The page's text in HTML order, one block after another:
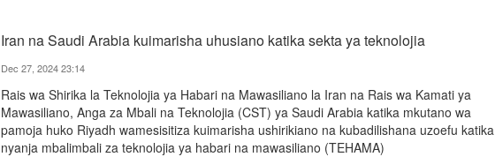
Iran na Saudi Arabia kuimarisha uhusiano katika sekta ya teknolojia
Dec 27, 2024 23:14
Rais wa Shirika la Teknolojia ya Habari na Mawasiliano la Iran na Rais wa Kamati ya
Mawasiliano, Anga za Mbali na Teknolojia (CST) ya Saudi Arabia katika mkutano wa
pamoja huko Riyadh wamesisitiza kuimarisha ushirikiano na kubadilishana uzoefu katika
nyanja mbalimbali za teknolojia ya habari na mawasiliano (TEHAMA)